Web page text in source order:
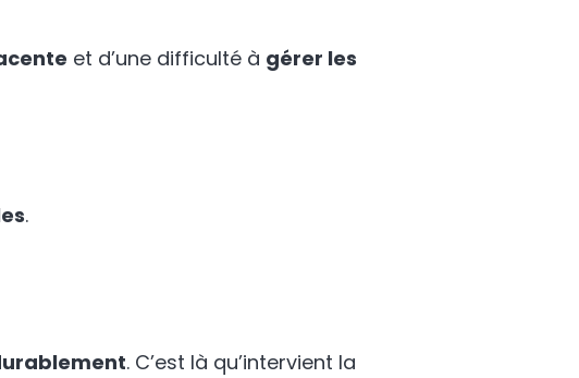
et d’une difficulté à gérer les
.
. C’est là qu’intervient la